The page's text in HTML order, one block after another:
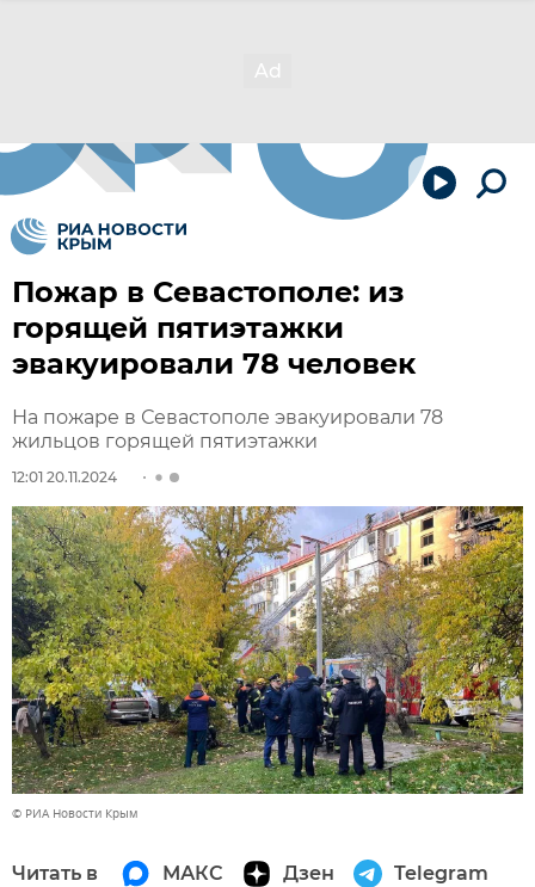
Пожар в Севастополе: из
горящей пятиэтажки
эвакуировали 78 человек
На пожаре в Севастополе эвакуировали 78
жильцов горящей пятиэтажки
12:01 20.11.2024
© РИА Новости Крым
Читать в МАКС Дзен Telegram